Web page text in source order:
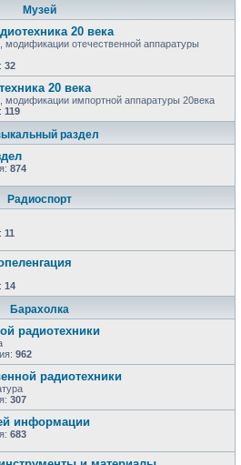
Музей
20 века
модификации отечественной аппаратуры
32
20 века
модификации импортной аппаратуры 20века
119
раздел
874
Радиоспорт
11
14
Барахолка
радиотехники
962
радиотехники
307
информации
683